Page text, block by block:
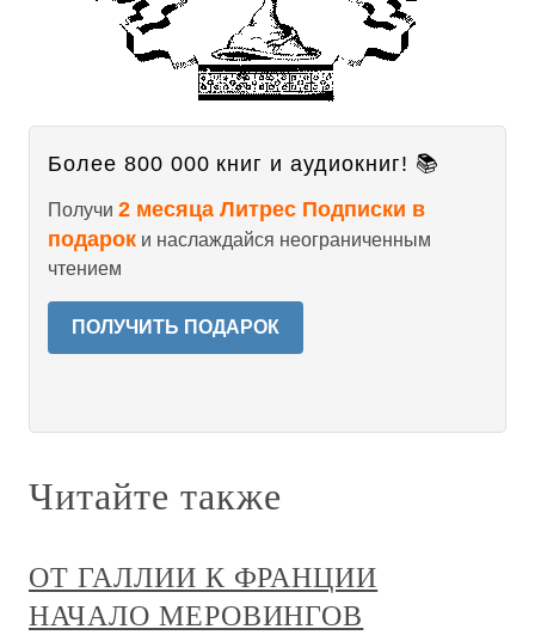
Более 800 000 книг и аудиокниг! 📚
Получи 2 месяца Литрес Подписки в
подарок и наслаждайся неограниченным
чтением
ПОЛУЧИТЬ ПОДАРОК
Читайте также
ОТ ГАЛЛИИ К ФРАНЦИИ
НАЧАЛО МЕРОВИНГОВ